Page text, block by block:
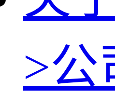
>公